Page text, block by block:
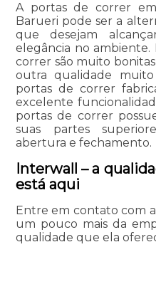
A portas de correr
Barueri pode ser a
que desejam
elegância no ambiente.
correr são muito bonitas
outra qualidade
portas de correr
excelente
portas de correr
suas partes
abertura e fechamento.
Interwall – a
está aqui
Entre em contato com
um pouco mais da
qualidade que ela